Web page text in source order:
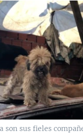
son sus fieles